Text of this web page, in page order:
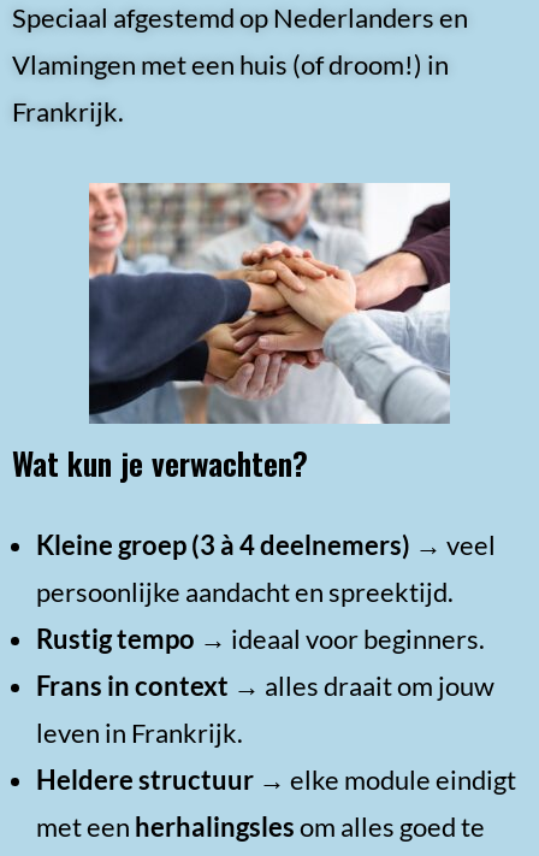
Speciaal afgestemd op Nederlanders en
Vlamingen met een huis (of droom!) in
Frankrijk.
Wat kun je verwachten?
Kleine groep (3 à 4 deelnemers) → veel
persoonlijke aandacht en spreektijd.
Rustig tempo → ideaal voor beginners.
Frans in context → alles draait om jouw
leven in Frankrijk.
Heldere structuur → elke module eindigt
met een herhalingslesom alles goed te